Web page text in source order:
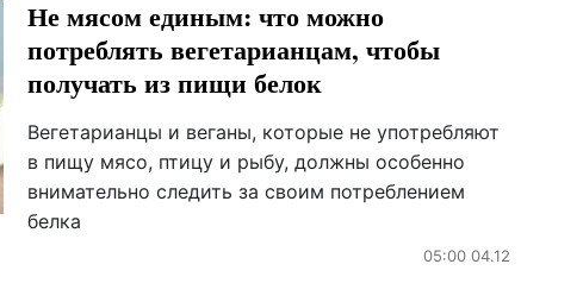
Не мясом единым: что можно
потреблять вегетарианцам, чтобы
получать из пищи белок
Вегетарианцы и веганы, которые не употребляют
в пищу мясо, птицу и рыбу, должны особенно
внимательно следить за своим потреблением
белка
05:00 04.12